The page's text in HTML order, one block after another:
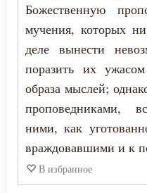
Благоразумие
Благочестие
Ближний
Блуд
Ефрем Сирин
Зосима
Иоанн Златоуст
Исаак Сирин
Исидор Пелусиот
Киприан
Божественную
мучения, которых
деле вынести
поразить их
образа мыслей;
проповедниками,
ними, как
враждовавшими и к
В избранное